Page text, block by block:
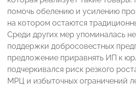
помочь обелению и усилению
на котором остаются
Среди других мер упоминалась
поддержки добросовестных
предложение приравнять ИП к
подчеркивался риск резкого
МРЦ и избыточных ограничений